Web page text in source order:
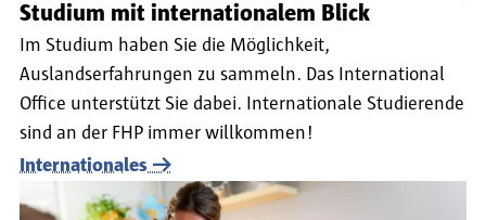
Studium mit internationalem Blick
Im Studium haben Sie die Möglichkeit,
Auslandserfahrungen zu sammeln. Das International
Office unterstützt Sie dabei. Internationale Studierende
sind an der FHP immer willkommen!
Internationales